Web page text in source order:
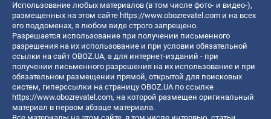
Использование любых материалов (в том числе фото- и видео-),
размещенных на этом сайте https://www.obozrevatel.com и на всех
его поддоменах, в любом виде строго запрещено.
Разрешается использование при получении письменного
разрешения на их использование и при условии обязательной
ссылки на сайт OBOZ.UA, а для интернет-изданий - при
получении письменного разрешения на их использование и при
обязательном размещении прямой, открытой для поисковых
систем, гиперссылки на страницу OBOZ.UA по ссылке
https://www.obozrevatel.com, на которой размещен оригинальный
материал в первом абзаце материала.